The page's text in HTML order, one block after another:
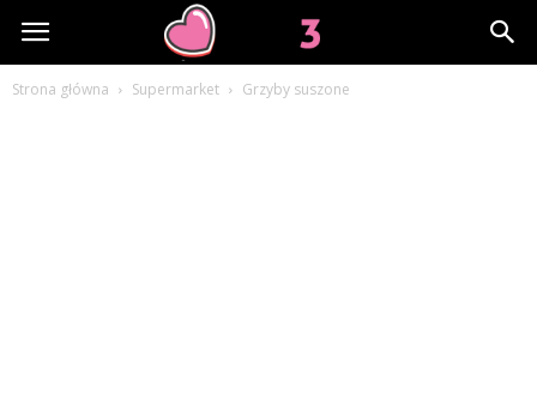
Lov3.pl
Strona główna Supermarket Grzyby suszone